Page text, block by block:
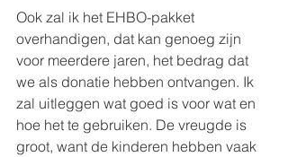
Ook zal ik het EHBO-pakket
overhandigen, dat kan genoeg zijn
voor meerdere jaren, het bedrag dat
we als donatie hebben ontvangen. Ik
zal uitleggen wat goed is voor wat en
hoe het te gebruiken. De vreugde is
groot, want de kinderen hebben vaak